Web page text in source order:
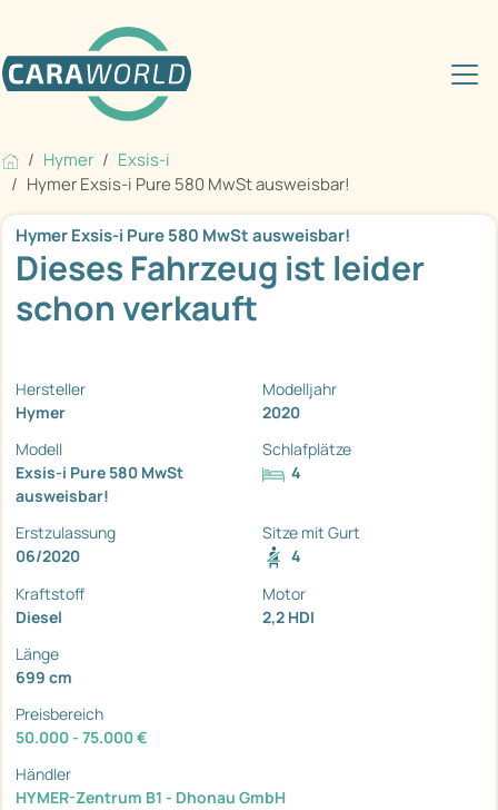
Hymer
Exsis-i
Hymer Exsis-i Pure 580 MwSt ausweisbar!
Hymer Exsis-i Pure 580 MwSt ausweisbar!
Dieses Fahrzeug ist leider
schon verkauft
Hersteller
Hymer
Modelljahr
2020
Modell
Exsis-i Pure 580 MwSt
ausweisbar!
Schlafplätze
4
Erstzulassung
06/2020
Sitze mit Gurt
4
Kraftstoff
Diesel
Motor
2,2 HDI
Länge
699 cm
Preisbereich
50.000 - 75.000 €
Händler
HYMER-Zentrum B1 - Dhonau GmbH